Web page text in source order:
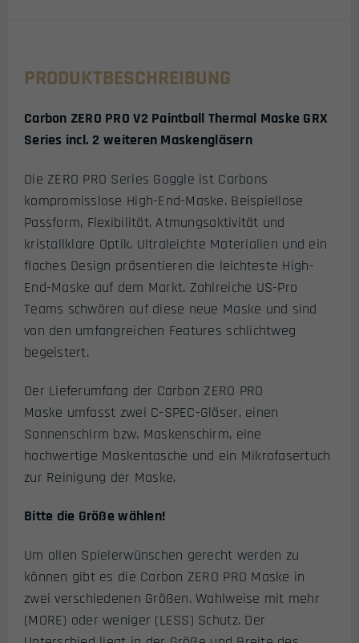
PRODUKTBESCHREIBUNG
Carbon ZERO PRO V2 Paintball Thermal Maske GRX
Series incl. 2 weiteren Maskengläsern
Die ZERO PRO Series Goggle ist Carbons
kompromisslose High-End-Maske. Beispiellose
Passform, Flexibilität, Atmungsaktivität und
kristallklare Optik. Ultraleichte Materialien und ein
flaches Design präsentieren die leichteste High-
End-Maske auf dem Markt. Zahlreiche US-Pro
Teams schwören auf diese neue Maske und sind
von den umfangreichen Features schlichtweg
begeistert.
Der Lieferumfang der Carbon ZERO PRO
Maske umfasst zwei C-SPEC-Gläser, einen
Sonnenschirm bzw. Maskenschirm, eine
hochwertige Maskentasche und ein Mikrofasertuch
zur Reinigung der Maske.
Bitte die Größe wählen!
Um allen Spielerwünschen gerecht werden zu
können gibt es die Carbon ZERO PRO Maske in
zwei verschiedenen Größen. Wahlweise mit mehr
(MORE) oder weniger (LESS) Schutz. Der